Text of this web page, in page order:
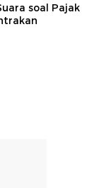
soal Pajak